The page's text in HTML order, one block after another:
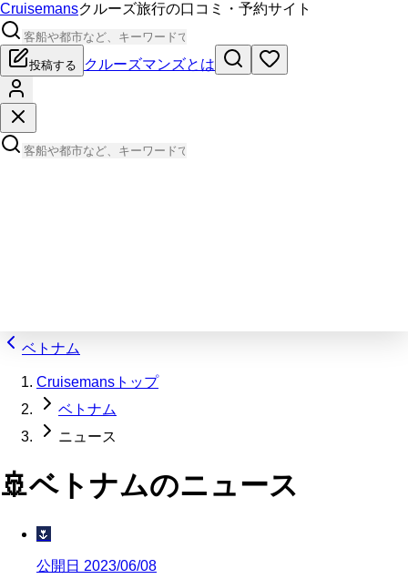
Cruisemansクルーズ旅行の口コミ・予約サイト
投稿する クルーズマンズとは
ベトナム
Cruisemansトップ
ベトナム
ニュース
🚢ベトナムのニュース
🌷
公開日 2023/06/08